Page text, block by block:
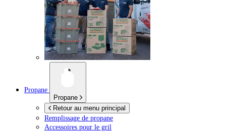
Propane
Propane
Retour au menu principal
Remplissage de propane
Accessoires pour le gril